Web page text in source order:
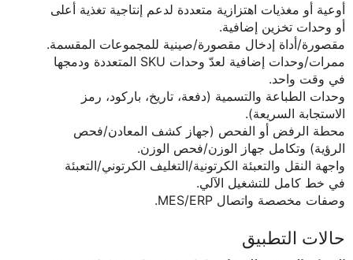
أوعية أو مغذيات اهتزازية متعددة لدعم إنتاجية تغذية أعلى
أو وحدات تخزين إضافية.
مقصورة/أداة إدخال مقصورة/صينية للمجموعات المقسمة.
ممرات/وحدات إضافية لعدّ وحدات SKU المتعددة ودمجها
في وقت واحد.
وحدات الطباعة والتسمية (دفعة، تاريخ، باركود، رمز
الاستجابة السريعة).
محطة الرفض أو الفحص (جهاز كشف المعادن/فحص
الرؤية) وتكامل جهاز الوزن/فحص الوزن.
واجهة النقل والتعبئة الكرتونية/التغليف الكرتوني/التعبئة
في خط كامل للتشغيل الآلي.
وصفات مخصصة واتصال MES/ERP.
حالات التطبيق